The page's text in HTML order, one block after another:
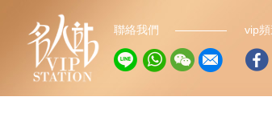
聯絡我們 vip頻